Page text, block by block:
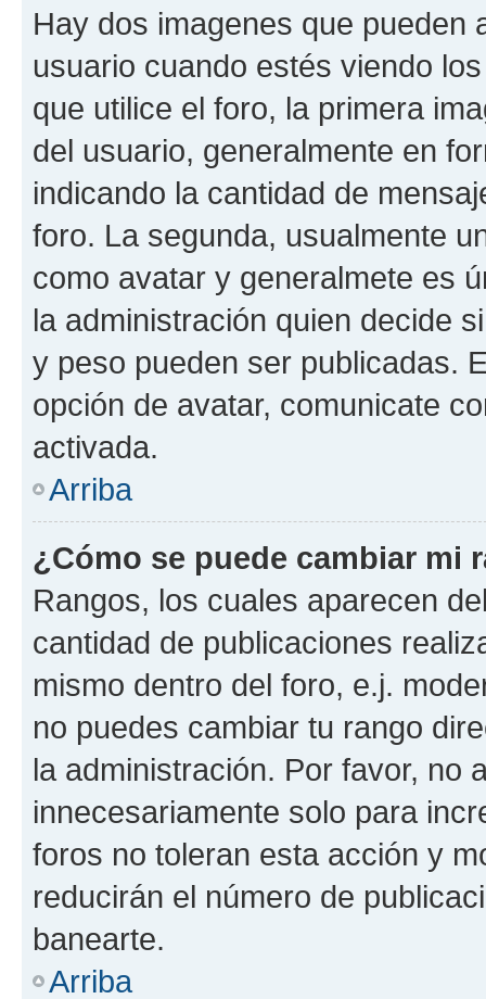
Hay dos imagenes que pueden
usuario cuando estés viendo
que utilice el foro, la primera
del usuario, generalmente en
indicando la cantidad de
foro. La segunda, usualmente
como avatar y generalmete es
la administración quien decide
y peso pueden ser publicadas.
opción de avatar, comunicate
activada.
Arriba
¿Cómo se puede cambiar mi
Rangos, los cuales aparecen
cantidad de publicaciones
mismo dentro del foro, e.j.
no puedes cambiar tu rango
la administración. Por favor, no
innecesariamente solo para
foros no toleran esta acción y
reducirán el número de
banearte.
Arriba